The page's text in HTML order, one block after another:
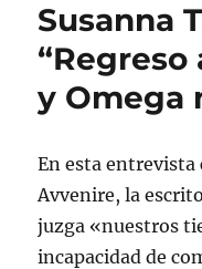
Susanna
“Regreso
y Omega
En esta
Avvenire, la
juzga «nuestros
incapacidad de